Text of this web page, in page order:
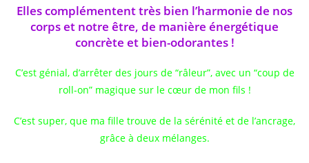
Elles complémentent très bien l’harmonie de nos
corps et notre être, de manière énergétique
concrète et bien-odorantes !
C’est génial, d’arrêter des jours de “râleur”, avec un “coup de
roll-on” magique sur le cœur de mon fils !
C’est super, que ma fille trouve de la sérénité et de l’ancrage,
grâce à deux mélanges.